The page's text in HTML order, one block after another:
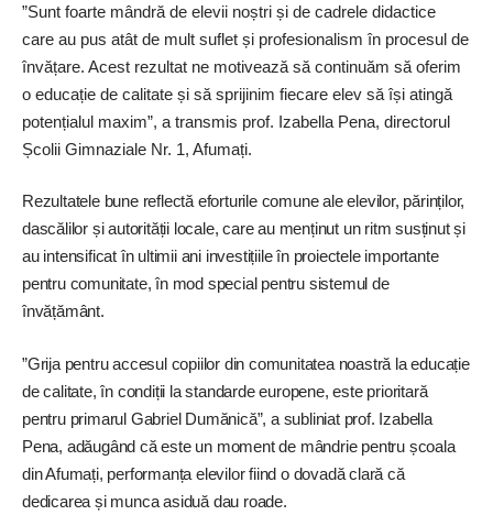
”Sunt foarte mândră de elevii noștri și de cadrele didactice
care au pus atât de mult suflet și profesionalism în procesul de
învățare. Acest rezultat ne motivează să conti­nuăm să oferim
o educație de calitate și să sprijinim fiecare elev să își atingă
potențialul maxim”, a transmis prof. Izabella Pena, directorul
Școlii Gimnaziale Nr. 1, Afumați.
Rezultatele bune reflectă eforturile comune ale elevilor, părinților,
dascălilor și autorității locale, care au menținut un ritm susținut și
au intensificat în ultimii ani investițiile în proiectele importante
pentru comunitate, în mod special pentru sistemul de
învățământ.
”Grija pentru accesul copiilor din comunitatea noastră la educație
de calitate, în condiții la standarde europene, este prioritară
pentru primarul Gabriel Dumănică”, a subliniat prof. Izabella
Pena, adăugând că este un moment de mândrie pentru școala
din Afumați, performanța elevilor fiind o dovadă clară că
dedicarea și munca asiduă dau roade.